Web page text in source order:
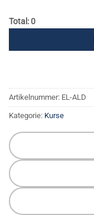
Total: 0
Artikelnummer: EL-ALD
Kategorie: Kurse